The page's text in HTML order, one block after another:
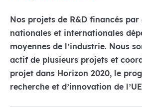
Nos projets de R&D financés
nationales et internationales
moyennes de l’industrie. Nous
actif de plusieurs projets et
projet dans Horizon 2020, le
recherche et d’innovation de